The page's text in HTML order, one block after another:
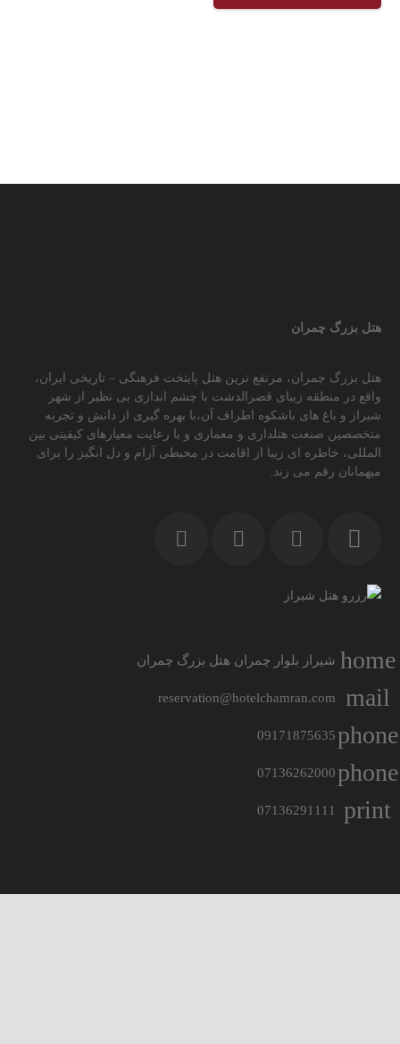
هتل بزرگ چمران
هتل بزرگ چمران، مرتفع ترین هتل پایتخت فرهنگی – تاریخی ایران،
واقع در منطقه زیبای قصرالدشت با چشم اندازی بی نظیر از شهر
شیراز و باغ های باشکوه اطراف آن،با بهره گیری از دانش و تجربه
متخصصین صنعت هتلداری و معماری و با رعایت معیارهای کیفیتی بین
المللی، خاطره ای زیبا از اقامت در محیطی آرام و دل انگیز را برای
میهمانان رقم می زند.
home شیراز بلوار چمران هتل بزرگ چمران
mail
reservation@hotelchamran.com
phone
09171875635
phone
07136262000
print
07136291111